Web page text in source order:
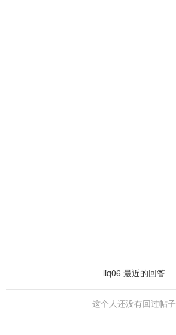
liq06 最近的回答
这个人还没有回过帖子